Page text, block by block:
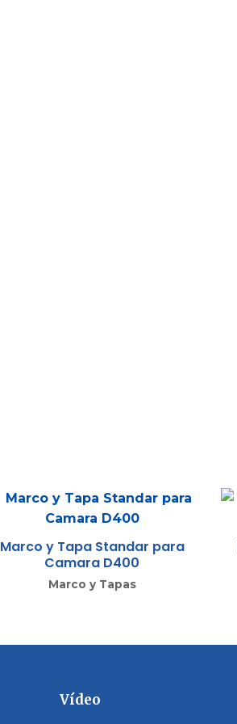
Marco y Tapa Standar para
Camara D400
Marco y Tapas
Vídeo